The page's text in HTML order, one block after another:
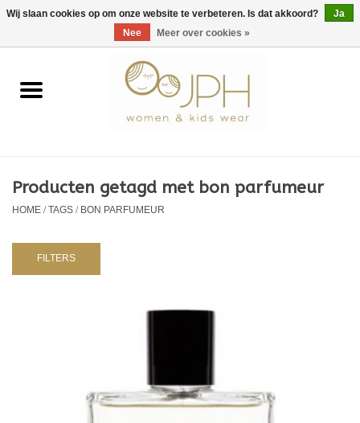
EUR/GBP/USD 0 Artikelen - €0,00
Home
Kids
Producten getagd met bon parfumeur
HOME/TAGS/BON PARFUMEUR
FILTERS
Wij slaan cookies op om onze website te verbeteren. Is dat akkoord?
Ja
Nee
Meer over cookies »